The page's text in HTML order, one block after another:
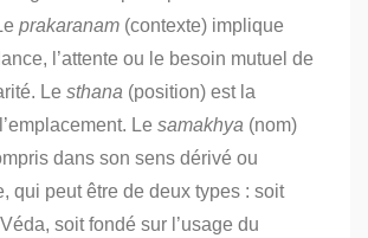
prakaranam (contexte) implique
l’attente ou le besoin mutuel de
Le sthana (position) est la
Le samakhya (nom)
dans son sens dérivé ou
qui peut être de deux types : soit
soit fondé sur l’usage du